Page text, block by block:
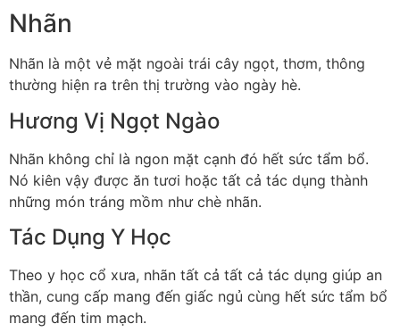
Nhãn
Nhãn là một vẻ mặt ngoài trái cây ngọt, thơm, thông
thường hiện ra trên thị trường vào ngày hè.
Hương Vị Ngọt Ngào
Nhãn không chỉ là ngon mặt cạnh đó hết sức tẩm bổ.
Nó kiên vậy được ăn tươi hoặc tất cả tác dụng thành
những món tráng mồm như chè nhãn.
Tác Dụng Y Học
Theo y học cổ xưa, nhãn tất cả tất cả tác dụng giúp an
thần, cung cấp mang đến giấc ngủ cùng hết sức tẩm bổ
mang đến tim mạch.